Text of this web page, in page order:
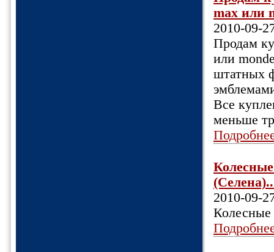
max или
2010-09-
Продам
или
штатных
Все
меньше
2010-09-
Колесные